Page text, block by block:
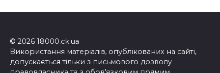
© 2026 18000.ck.ua
Використання матеріалів, опублікованих на сайті,
допускається тільки з письмового дозволу